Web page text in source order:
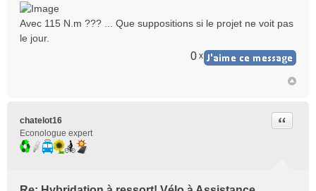
Avec 115 N.m ??? ... Que suppositions si le projet ne voit pas
le jour.
0 x
chatelot16
Econologue expert
Citer